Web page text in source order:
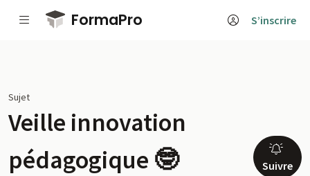
Passer au contenu principal
FormaPro S’inscrire
Sujet
Veille innovation
pédagogique 🤓
Suivre